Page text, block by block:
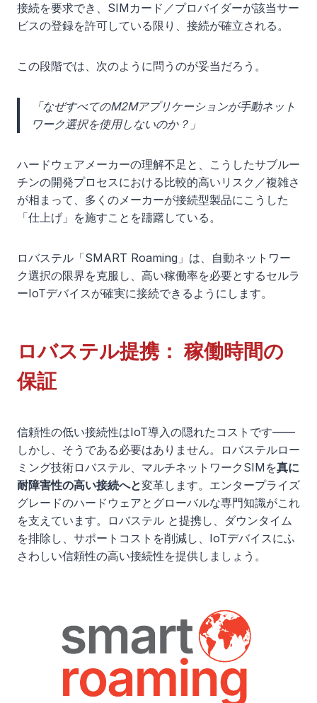
接続を要求でき、SIMカード／プロバイダーが該当サー
ビスの登録を許可している限り、接続が確立される。
この段階では、次のように問うのが妥当だろう。
「なぜすべてのM2Mアプリケーションが手動ネット
ワーク選択を使用しないのか？」
ハードウェアメーカーの理解不足と、こうしたサブルー
チンの開発プロセスにおける比較的高いリスク／複雑さ
が相まって、多くのメーカーが接続型製品にこうした
「仕上げ」を施すことを躊躇している。
ロバステル「SMART Roaming」は、自動ネットワー
ク選択の限界を克服し、高い稼働率を必要とするセルラ
ーIoTデバイスが確実に接続できるようにします。
ロバステル提携： 稼働時間の
保証
信頼性の低い接続性はIoT導入の隠れたコストです——
しかし、そうである必要はありません。ロバステルロー
ミング技術ロバステル、マルチネットワークSIMを真に
耐障害性の高い接続へと変革します。エンタープライズ
グレードのハードウェアとグローバルな専門知識がこれ
を支えています。ロバステル と提携し、ダウンタイム
を排除し、サポートコストを削減し、IoTデバイスにふ
さわしい信頼性の高い接続性を提供しましょう。